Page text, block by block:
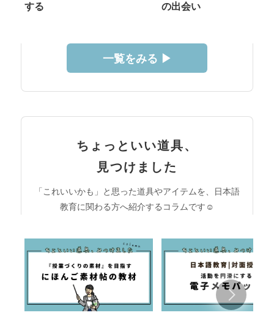
する
の出会い
一覧をみる ▶︎
ちょっといい道具、
見つけました
「これいいかも」と思った道具やアイテムを、日本語
教育に関わる方へ紹介するコラムです☺︎